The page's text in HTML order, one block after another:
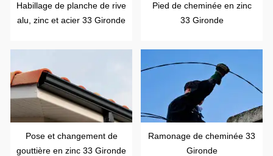
Habillage de planche de rive
alu, zinc et acier 33 Gironde
Pied de cheminée en zinc
33 Gironde
Pose et changement de
gouttière en zinc 33 Gironde
Ramonage de cheminée 33
Gironde